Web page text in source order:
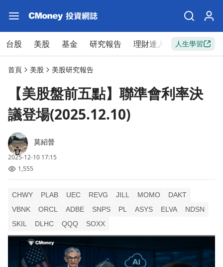
台股 美股 基金 研究報告 理財達人 新手入門
人生學習
首頁 美股 美股研究報告
【美股盤前五點】聯準會利率決
議登場(2025.12.10)
莫紹晉
2025-12-10 17:15
1,555
CHWY PLAB UEC REVG JILL MOMO
DAKT
VBNK
ORCL ADBE SNPS PL ASYS ELVA
NDSN
SKIL
DLHC QQQ SOXX